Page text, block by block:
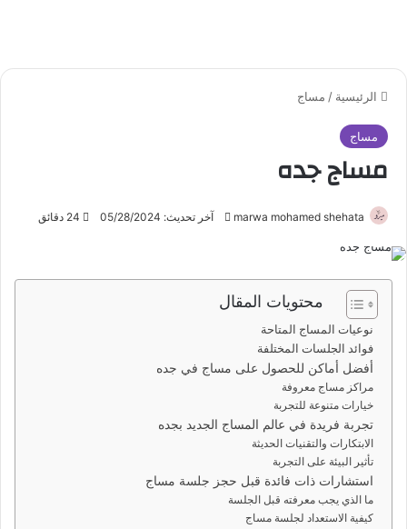
الرئيسية / مساج
مساج
مساج جده
marwa mohamed shehata
ل
ب
د
ل
ت
آخر تحديث: 05/28/2024
محتويات المقال
نوعيات المساج المتاحة
فوائد الجلسات المختلفة
أفضل أماكن للحصول على مساج في جده
مراكز مساج معروفة
خيارات متنوعة للتجربة
تجربة فريدة في عالم المساج الجديد بجده
الابتكارات والتقنيات الحديثة
تأثير البيئة على التجربة
استشارات ذات فائدة قبل حجز جلسة مساج
ما الذي يجب معرفته قبل الجلسة
كيفية الاستعداد لجلسة مساج